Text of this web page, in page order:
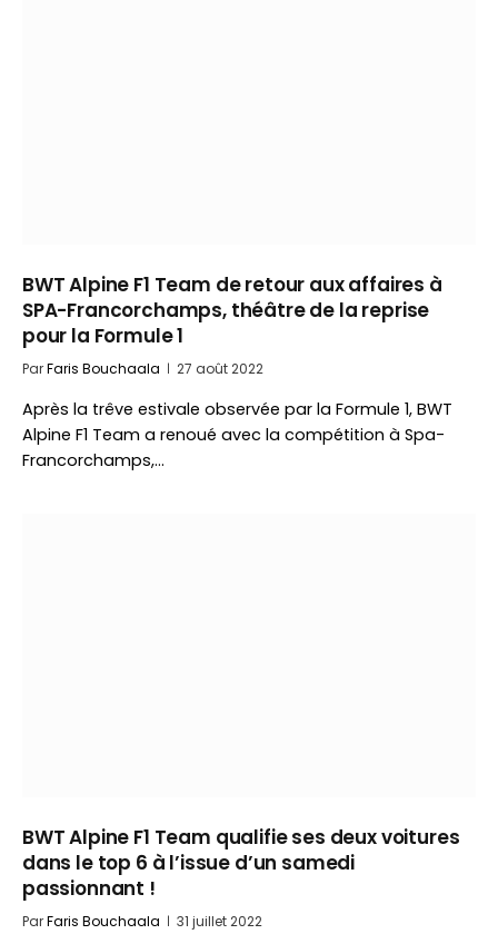
BWT Alpine F1 Team de retour aux affaires à
SPA-Francorchamps, théâtre de la reprise
pour la Formule 1
ParFaris Bouchaala 27 août 2022
Après la trêve estivale observée par la Formule 1, BWT
Alpine F1 Team a renoué avec la compétition à Spa-
Francorchamps,…
BWT Alpine F1 Team qualifie ses deux voitures
dans le top 6 à l’issue d’un samedi
passionnant !
ParFaris Bouchaala 31 juillet 2022